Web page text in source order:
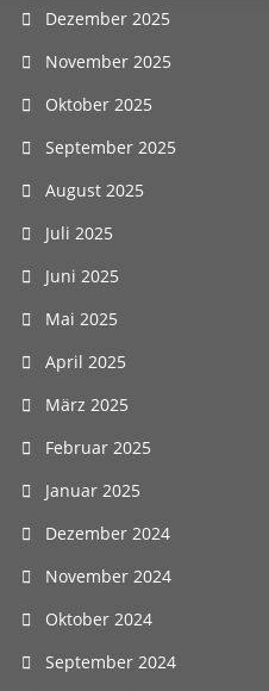
Dezember 2025
November 2025
Oktober 2025
September 2025
August 2025
Juli 2025
Juni 2025
Mai 2025
April 2025
März 2025
Februar 2025
Januar 2025
Dezember 2024
November 2024
Oktober 2024
September 2024